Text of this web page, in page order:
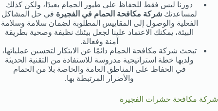
دورنا ليس فقط للحفاظ على طيور الحمام بعيدًا، ولكن كذلك
لمساعدتك شركة مكافحة الحمام في الفجيرة في حل المشاكل
الفعلية والوصول إلى المقاييس المطلوبة لضمان سلامة وسلامة
البيئة، يمكنك الاعتماد علينا لجعل بيئتك نظيفة وصحية بطريقة
آمنة وفعالة.
تبحث شركة مكافحة الحمام دائمًا عن الابتكار لتحسين عملياتها،
ولديها خطة استراتيجية مدروسة للاستفادة من التقنية الحديثة
في الحفاظ على المناطق العامة والخاصة بلا من الحمام
والأضرار المرتبطة بها.
شركة مكافحة حشرات الفجيرة